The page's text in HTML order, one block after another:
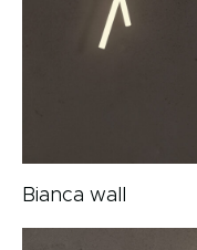
Bianca wall